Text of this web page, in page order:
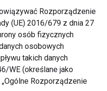
i kiwi. Nie
spalanie
obiegowym
Rozporządzenie
(UE) 2016/679 z dnia 27
osób fizycznych
osobowych
takich danych
WE (określane jako
„Ogólne Rozporządzenie